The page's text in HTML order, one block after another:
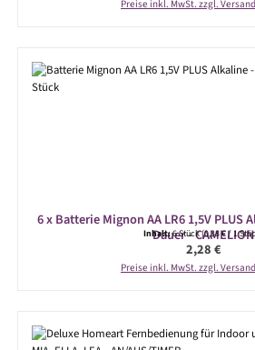
Preise inkl. MwSt. zzgl.
6 x Batterie Mignon AA LR6 1,5V PLUS
Dauer - CAMELION
Inhalt:6 Stück(0,38 € / 1
Regulärer
2,28 €
Preise inkl. MwSt. zzgl.